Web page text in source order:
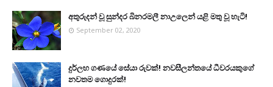
අතුරුදන් වූ සුන්දර බිනරමලී නාඋ‍ලෙන් යළි මතු වූ හැටි!
September 02, 2020
දුර්ලභ ගණයේ සේයා රුවක්! නවසීලන්තයේ ධීවරයකුගේ
නවතම ගොදුරක්!